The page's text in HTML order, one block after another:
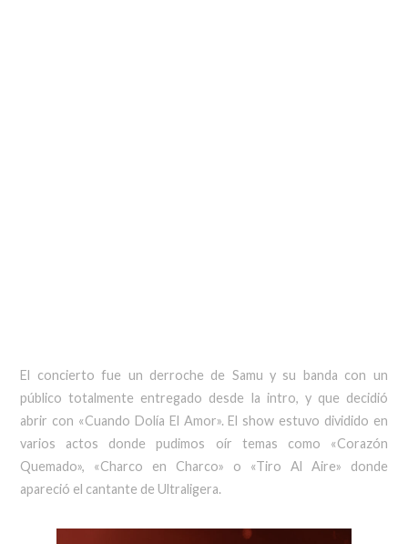
El concierto fue un derroche de Samu y su banda con un
público totalmente entregado desde la intro, y que decidió
abrir con «Cuando Dolía El Amor». El show estuvo dividido en
varios actos donde pudimos oír temas como «Corazón
Quemado», «Charco en Charco» o «Tiro Al Aire» donde
apareció el cantante de Ultraligera.